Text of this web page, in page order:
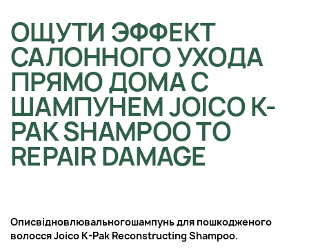
ОЩУТИ ЭФФЕКТ
САЛОННОГО УХОДА
ПРЯМО ДОМА С
ШАМПУНЕМ JOICO K-
PAK SHAMPOO TO
REPAIR DAMAGE
Описвідновлювальногошампунь для пошкодженого
волоссяJoico K-Pak Reconstructing Shampoo.